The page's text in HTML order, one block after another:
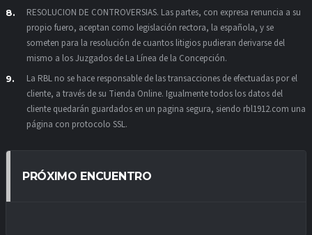
RESOLUCION DE CONTROVERSIAS. Las partes, con expresa renuncia a su
propio fuero, aceptan como legislación rectora, la española, y se
someten para la resolución de cuantos litigios pudieran derivarse del
mismo a los Juzgados de La Línea de la Concepción.
La RBL no se hace responsable de las transacciones de efectuadas por el
cliente, a través de su Tienda Online. Igualmente todos los datos del
cliente quedarán guardados en un pagina segura, siendo rbl1912.com una
página con protocolo SSL.
PRÓXIMO ENCUENTRO